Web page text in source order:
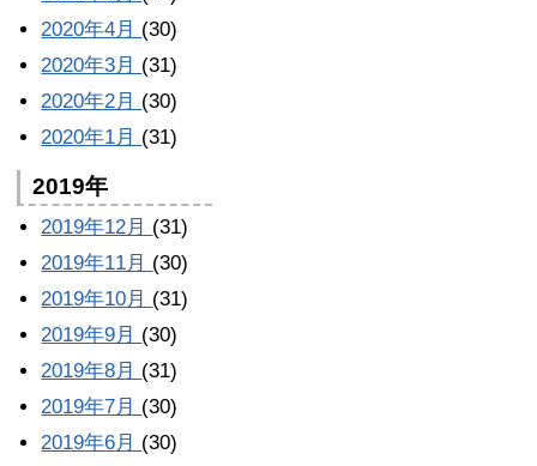
2020年4月 (30)
2020年3月 (31)
2020年2月 (30)
2020年1月 (31)
2019年
2019年12月 (31)
2019年11月 (30)
2019年10月 (31)
2019年9月 (30)
2019年8月 (31)
2019年7月 (30)
2019年6月 (30)